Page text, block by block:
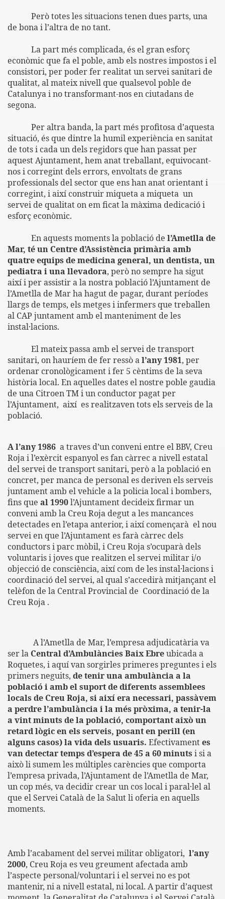
Però totes les situacions tenen dues parts, una
de bona i l’altra de no tant.
La part més complicada, és el gran esforç
econòmic que fa el poble, amb els nostres impostos i el
consistori, per poder fer realitat un servei sanitari de
qualitat, al mateix nivell que qualsevol poble de
Catalunya i no transformant-nos en ciutadans de
segona.
Per altra banda, la part més profitosa d’aquesta
situació, és que dintre la humil experiència en sanitat
de tots i cada un dels regidors que han passat per
aquest Ajuntament, hem anat treballant, equivocant-
nos i corregint dels errors, envoltats de grans
professionals del sector que ens han anat orientant i
corregint, i així construir miqueta a miqueta un
servei de qualitat on em ficat la màxima dedicació i
esforç econòmic.
En aquests moments la població del’Ametlla de
Mar, té un Centre d’Assistència primària amb
quatre equips de medicina general, un dentista, un
pediatra i una llevadora, però no sempre ha sigut
així i per assistir a la nostra població l’Ajuntament de
l’Ametlla de Mar ha hagut de pagar, durant períodes
llargs de temps, els metges i infermers que treballen
al CAP juntament amb el manteniment de les
instal·lacions.
El mateix passa amb el servei de transport
sanitari, on hauríem de fer ressò al’any 1981, per
ordenar cronològicament i fer 5 cèntims de la seva
història local. En aquelles dates el nostre poble gaudia
de una Citroen TM i un conductor pagat per
l’Ajuntament, així es realitzaven tots els serveis de la
població.
A l’any 1986 a traves d’un conveni entre el BBV, Creu
Roja i l’exèrcit espanyol es fan càrrec a nivell estatal
del servei de transport sanitari, però a la població en
concret, per manca de personal es deriven els serveis
juntament amb el vehicle a la policia local i bombers,
fins que al 1990l’Ajuntament decideix firmar un
conveni amb la Creu Roja degut a les mancances
detectades en l’etapa anterior, i així començarà el nou
servei en que l’Ajuntament es farà càrrec dels
conductors i parc mòbil, i Creu Roja s’ocuparà dels
voluntaris i joves que realitzen el servei militar i/o
objecció de consciència, així com de les instal·lacions i
coordinació del servei, al qual s’accedirà mitjançant el
telèfon de la Central Provincial de Coordinació de la
Creu Roja .
A l’Ametlla de Mar, l’empresa adjudicatària va
ser la Central d’Ambulàncies Baix Ebreubicada a
Roquetes, i aquí van sorgirles primeres preguntes i els
primers neguits, de tenir una ambulància a la
població i amb el suport de diferents assemblees
locals de Creu Roja, si així era necessari, passàvem
a perdre l’ambulància i la més pròxima, a tenir-la
a vint minuts de la població, comportant això un
retard lògic en els serveis, posant en perill (en
alguns casos) la vida dels usuaris. Efectivamentes
van detectar temps d’espera de 45 a 60 minuts i si a
això li sumem les múltiples carències que comporta
l’empresa privada, l’Ajuntament de l’Ametlla de Mar,
un cop més, va decidir crear un cos local i paral·lel al
que el Servei Català de la Salut li oferia en aquells
moments.
Amb l’acabament del servei militar obligatori, l’any
2000, Creu Roja es veu greument afectada amb
l’aspecte personal/voluntari i el servei no es pot
mantenir, ni a nivell estatal, ni local. A partir d’aquest